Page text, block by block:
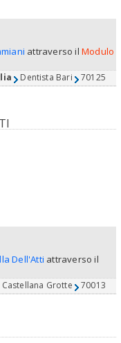
attraverso il Modulo
Dentista Bari 70125
Dell'Atti attraverso il
Castellana Grotte 70013